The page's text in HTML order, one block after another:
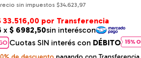
sin impuestos $34.623,97
Cuotas SIN interés con DÉBITO